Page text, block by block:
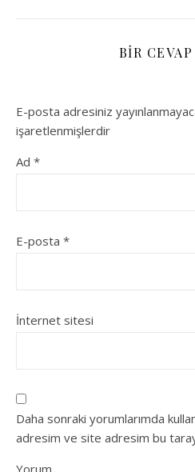
BIR
E-posta adresiniz
işaretlenmişlerdir
Ad *
E-posta *
İnternet sitesi
Daha sonraki yorumlarımda
adresim ve site adresim bu